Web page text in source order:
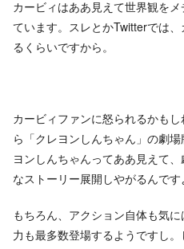
カービィはああ見えて世界観を
ています。スレとかTwitterでは
るくらいですから。
カービィファンに怒られるかも
ら「クレヨンしんちゃん」の劇
ヨンしんちゃんってああ見えて
なストーリー展開しやがるんで
もちろん、アクション自体も気
力も最多数登場するようですし